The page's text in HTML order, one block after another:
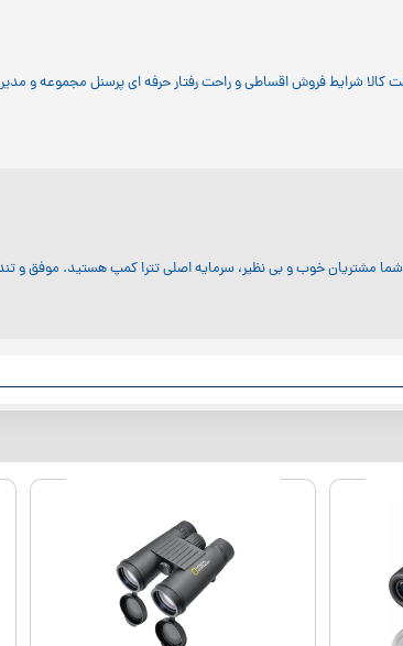
شرایط فروش اقساطی و راحت رفتار حرفه ای پرسنل مجموعه و
مشتریان خوب و بی نظیر، سرمایه اصلی تترا کمپ هستید. موفق و